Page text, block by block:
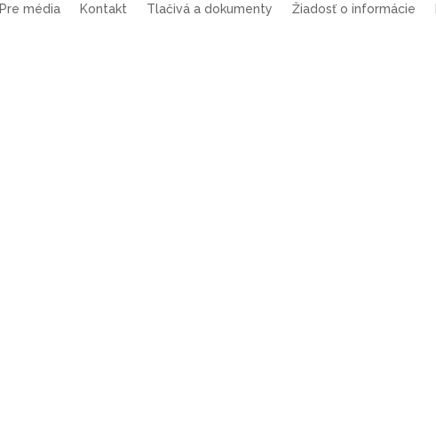
Pre média Kontakt Tlačivá a dokumenty Žiadosť o informácie